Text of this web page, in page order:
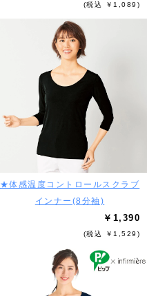
(税込 ￥1,089)
★体感温度コントロールスクラブ
インナー(8分袖)
￥1,390
(税込 ￥1,529)